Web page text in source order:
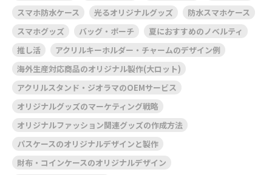
スマホ防水ケース
光るオリジナルグッズ
防水スマホケース
スマホグッズ
バッグ・ポーチ
夏におすすめのノベルティ
推し活
アクリルキーホルダー・チャームのデザイン例
海外生産対応商品のオリジナル製作(大ロット)
アクリルスタンド・ジオラマのOEMサービス
オリジナルグッズのマーケティング戦略
オリジナルファッション関連グッズの作成方法
パスケースのオリジナルデザインと製作
財布・コインケースのオリジナルデザイン